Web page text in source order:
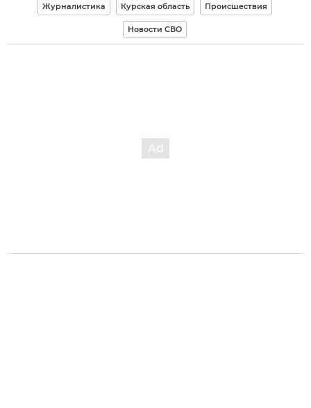
Журналистика Курская область Происшествия
Новости СВО